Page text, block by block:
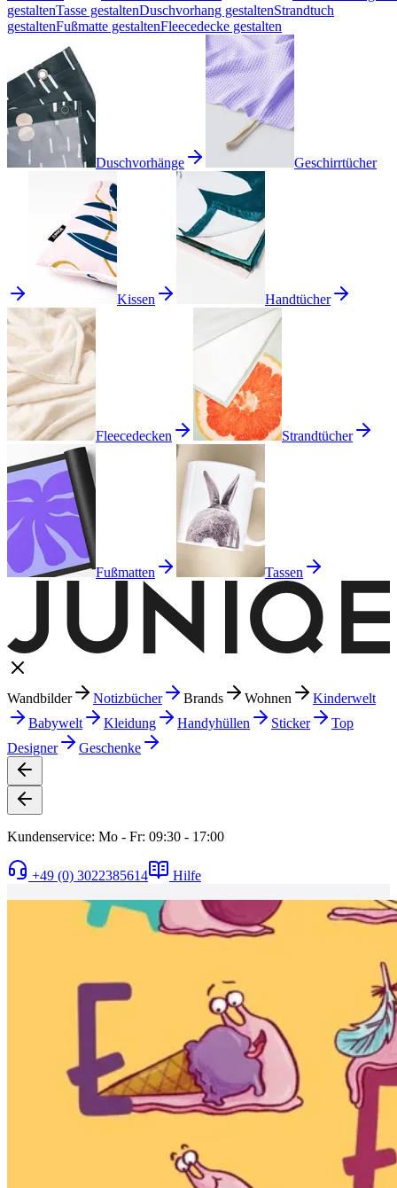
gestaltenTasse gestaltenDuschvorhang gestaltenStrandtuch
gestaltenFußmatte gestaltenFleecedecke gestalten
Duschvorhänge Geschirrtücher
Kissen Handtücher
Fleecedecken Strandtücher
Fußmatten Tassen
Wandbilder Notizbücher Brands Wohnen
Kinderwelt
Babywelt
Kleidung Handyhüllen Sticker
Top
Designer
Geschenke
Kundenservice: Mo - Fr: 09:30 - 17:00
+49 (0) 3022385614 Hilfe